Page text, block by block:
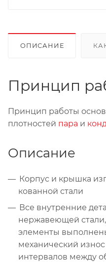
ОПИСАНИЕ
Принцип
Принцип работы
плотностей пара и
Описание
Корпус и крышка
кованной стали
Все внутренние
нержавеющей
элементы
механический
интервалов между